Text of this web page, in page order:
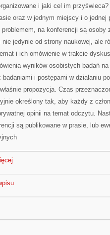
i jaki cel im
oraz w jednym miejscy i o jednej
na konferencji są osoby
nie jedynie od strony naukowej, ale
i ich omówienie w trakcie
wyników osobistych badań
i postępami w działaniu
propozycja. Czas
określony tak, aby każdy z
opinii na temat odczytu.
są publikowane w prasie, lub